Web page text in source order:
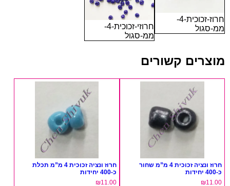
חרוז-זכוכית-4-
ממ-סגול
חרוזי-זכוכית-4-
ממ-סגול
מוצרים קשורים
חרוז ונציה זכוכית 4 מ”מ שחור
כ-400 יחידות
₪11.00
חרוז ונציה זכוכית 4 מ”מ תכלת
כ-400 יחידות
₪11.00